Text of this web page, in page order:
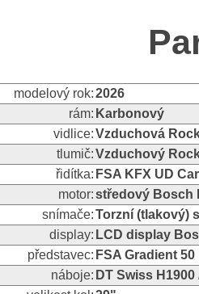
modelový rok:2026
rám: Karbonový
vidlice:Vzduchová
tlumič:Vzduchový
řidítka: FSA KFX UD
motor:středový Bosch
snímače:Torzní (tlakový)
display: LCD display
představec: FSA Gradient 50
náboje: DT Swiss